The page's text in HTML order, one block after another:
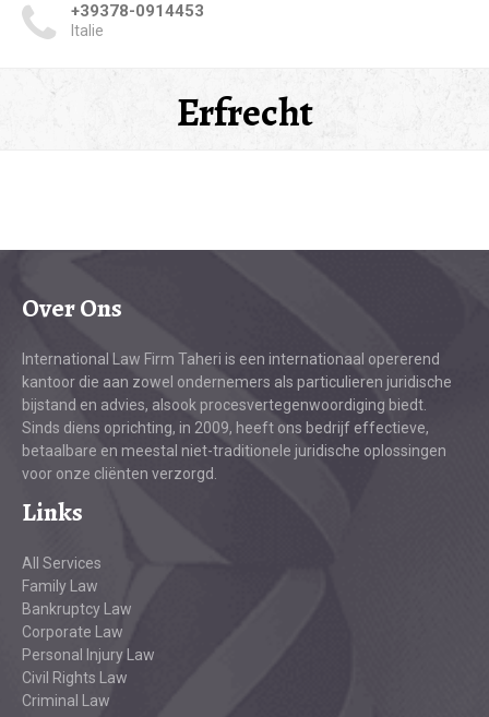
+39378-0914453
Italie
Erfrecht
Over Ons
International Law Firm Taheri is een internationaal opererend
kantoor die aan zowel ondernemers als particulieren juridische
bijstand en advies, alsook procesvertegenwoordiging biedt.
Sinds diens oprichting, in 2009, heeft ons bedrijf effectieve,
betaalbare en meestal niet-traditionele juridische oplossingen
voor onze cliënten verzorgd.
Links
All Services
Family Law
Bankruptcy Law
Corporate Law
Personal Injury Law
Civil Rights Law
Criminal Law